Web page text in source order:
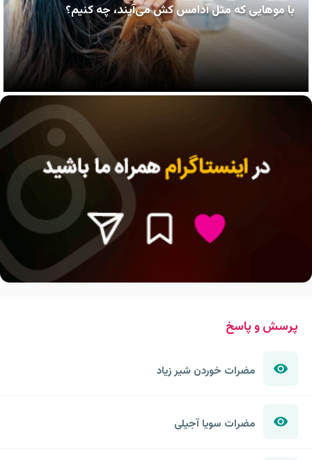
با موهایی که مثل آدامس کش می‌آیند، چه کنیم؟
پرسش و پاسخ
مضرات خوردن شیر زیاد
مضرات سویا آجیلی